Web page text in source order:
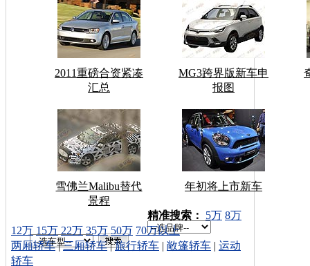
2011重磅合资紧凑
汇总
MG3跨界版新车申
报图
雪佛兰Malibu替代
景程
年初将上市新车
车型搜索：
精准搜索： 5万 8万
12万 15万 22万 35万 50万 70万以上
两厢轿车|三厢轿车|旅行轿车 | 敞篷轿车 | 运动
轿车